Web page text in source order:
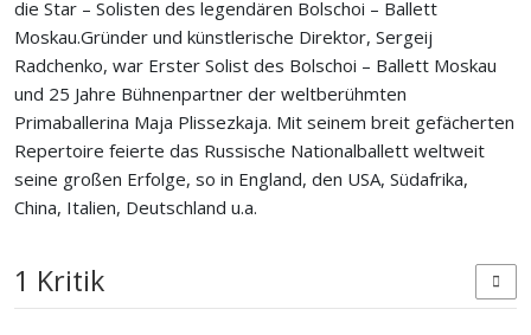
die Star – Solisten des legendären Bolschoi – Ballett
Moskau.Gründer und künstlerische Direktor, Sergeij
Radchenko, war Erster Solist des Bolschoi – Ballett Moskau
und 25 Jahre Bühnenpartner der weltberühmten
Primaballerina Maja Plissezkaja. Mit seinem breit gefächerten
Repertoire feierte das Russische Nationalballett weltweit
seine großen Erfolge, so in England, den USA, Südafrika,
China, Italien, Deutschland u.a.
1 Kritik